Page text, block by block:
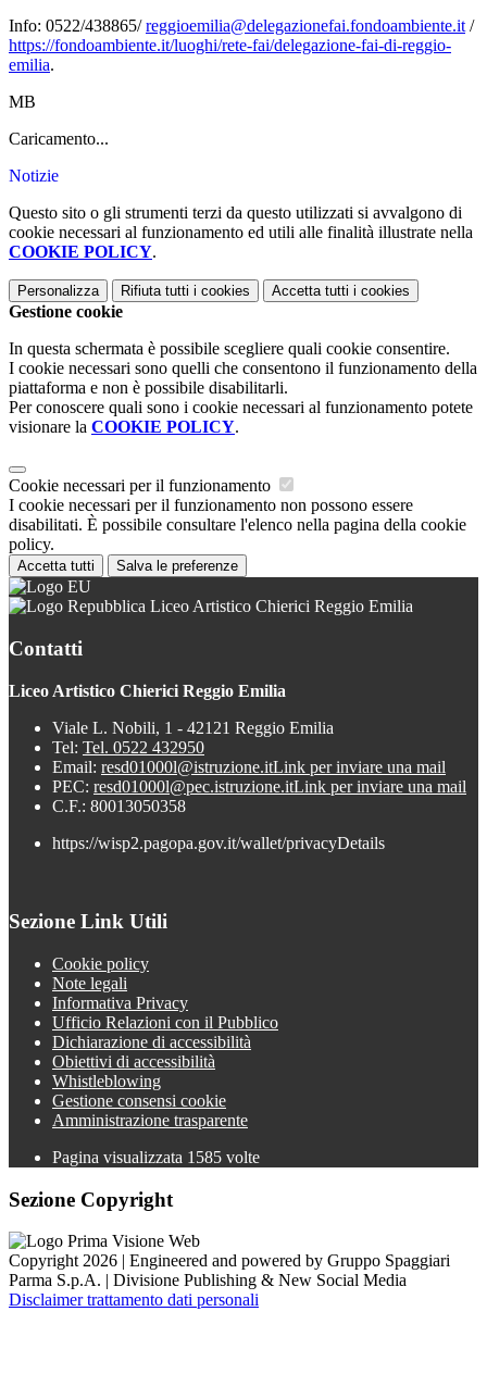
Info: 0522/438865/reggioemilia@delegazionefai.fondoambiente.it /
https://fondoambiente.it/luoghi/rete-fai/delegazione-fai-di-reggio-
emilia.
MB
Caricamento...
Notizie
Questo sito o gli strumenti terzi da questo utilizzati si avvalgono di
cookie necessari al funzionamento ed utili alle finalità illustrate nella
COOKIE POLICY.
Personalizza Rifiuta tutti i cookies Accetta tutti i cookies
Gestione cookie
In questa schermata è possibile scegliere quali cookie consentire.
I cookie necessari sono quelli che consentono il funzionamento della
piattaforma e non è possibile disabilitarli.
Per conoscere quali sono i cookie necessari al funzionamento potete
visionare la COOKIE POLICY.
Cookie necessari per il funzionamento
I cookie necessari per il funzionamento non possono essere
disabilitati. È possibile consultare l'elenco nella pagina della cookie
policy.
Accetta tutti Salva le preferenze
Liceo Artistico Chierici Reggio Emilia
Contatti
Liceo Artistico Chierici Reggio Emilia
Viale L. Nobili, 1 - 42121 Reggio Emilia
Tel: Tel. 0522 432950
Email: resd01000l@istruzione.itLink per inviare una mail
PEC: resd01000l@pec.istruzione.itLink per inviare una mail
C.F.: 80013050358
https://wisp2.pagopa.gov.it/wallet/privacyDetails
Sezione Link Utili
Cookie policy
Note legali
Informativa Privacy
Ufficio Relazioni con il Pubblico
Dichiarazione di accessibilità
Obiettivi di accessibilità
Whistleblowing
Gestione consensi cookie
Amministrazione trasparente
Pagina visualizzata 1585 volte
Sezione Copyright
Copyright 2026 | Engineered and powered by Gruppo Spaggiari
Parma S.p.A. | Divisione Publishing & New Social Media
Disclaimer trattamento dati personali